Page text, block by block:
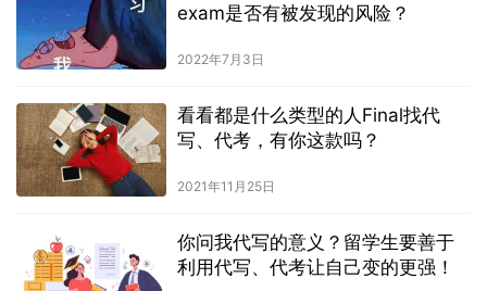
exam是否有被发现的风险？
2022年7月3日
看看都是什么类型的人Final找代
写、代考，有你这款吗？
2021年11月25日
你问我代写的意义？留学生要善于
利用代写、代考让自己变的更强！